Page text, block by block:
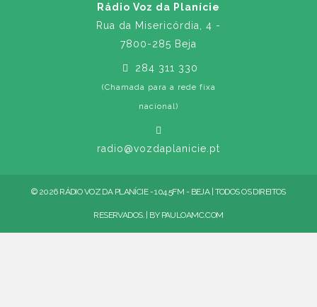
Rádio Voz da Planície
Rua da Misericórdia, 4 -
7800-285 Beja
284 311 330
(Chamada para a rede fixa
nacional)
radio@vozdaplanicie.pt
© 2026 RÁDIO VOZ DA PLANÍCIE - 104.5FM - BEJA | TODOS OS DIREITOS
RESERVADOS. | BY PAULOAMC.COM